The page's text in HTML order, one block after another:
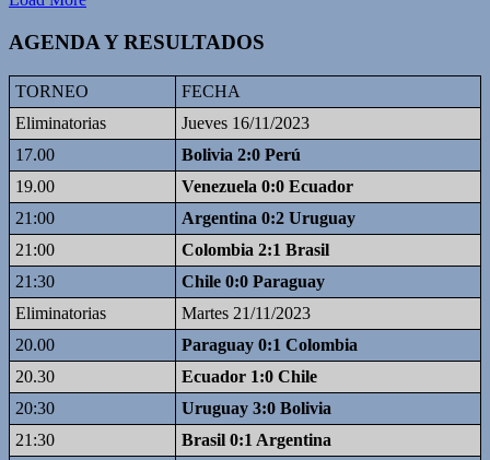
AGENDA Y RESULTADOS
TORNEO
FECHA
Eliminatorias
Jueves 16/11/2023
17.00
Bolivia 2:0 Perú
19.00
Venezuela 0:0 Ecuador
21:00
Argentina 0:2 Uruguay
21:00
Colombia 2:1 Brasil
21:30
Chile 0:0 Paraguay
Eliminatorias
Martes 21/11/2023
20.00
Paraguay 0:1 Colombia
20.30
Ecuador 1:0 Chile
20:30
Uruguay 3:0 Bolivia
21:30
Brasil 0:1 Argentina